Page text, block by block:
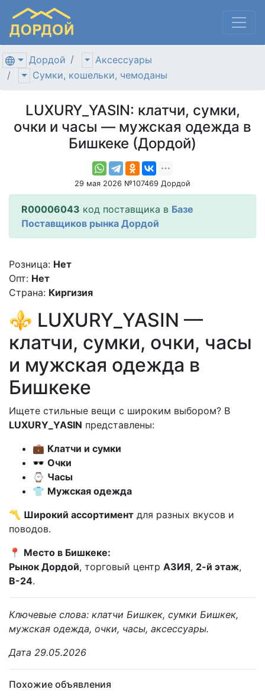
Дордой
Аксессуары
Сумки, кошельки, чемоданы
LUXURY_YASIN: клатчи, сумки,
очки и часы — мужская одежда в
Бишкеке (Дордой)
29 мая 2026 №107469 Дордой
R00006043 код поставщика в Базе
Поставщиков рынка Дордой
Розница: Нет
Опт: Нет
Страна: Киргизия
⚜️ LUXURY_YASIN —
клатчи, сумки, очки, часы
и мужская одежда в
Бишкеке
Ищете стильные вещи с широким выбором? В
LUXURY_YASIN представлены:
💼 Клатчи и сумки
🕶 Очки
⌚ Часы
👕 Мужская одежда
〽️ Широкий ассортимент для разных вкусов и
поводов.
📍 Место в Бишкеке:
Рынок Дордой, торговый центр АЗИЯ, 2-й этаж,
В-24.
Ключевые слова: клатчи Бишкек, сумки Бишкек,
мужская одежда, очки, часы, аксессуары.
Дата 29.05.2026
Похожие объявления